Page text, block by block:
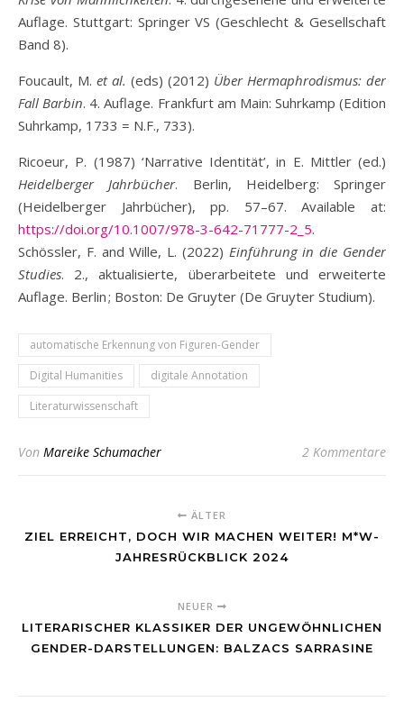
Auflage. Stuttgart: Springer VS (Geschlecht & Gesellschaft
Band 8).
Foucault, M. et al. (eds) (2012) Über Hermaphrodismus: der
Fall Barbin. 4. Auflage. Frankfurt am Main: Suhrkamp (Edition
Suhrkamp, 1733 = N.F., 733).
Ricoeur, P. (1987) ‘Narrative Identität’, in E. Mittler (ed.)
Heidelberger Jahrbücher. Berlin, Heidelberg: Springer
(Heidelberger Jahrbücher), pp. 57–67. Available at:
https://doi.org/10.1007/978-3-642-71777-2_5.
Schössler, F. and Wille, L. (2022) Einführung in die Gender
Studies. 2., aktualisierte, überarbeitete und erweiterte
Auflage. Berlin ; Boston: De Gruyter (De Gruyter Studium).
automatische Erkennung von Figuren-Gender
Digital Humanities
digitale Annotation
Literaturwissenschaft
Von Mareike Schumacher 2 Kommentare
ÄLTER
ZIEL ERREICHT, DOCH WIR MACHEN WEITER! M*W-
JAHRESRÜCKBLICK 2024
NEUER
LITERARISCHER KLASSIKER DER UNGEWÖHNLICHEN
GENDER-DARSTELLUNGEN: BALZACS SARRASINE